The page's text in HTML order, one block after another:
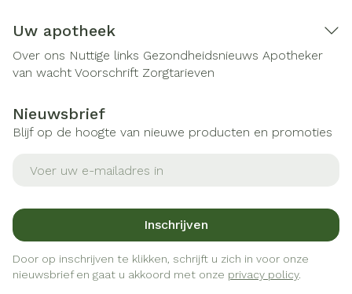
Uw apotheek
Over ons Nuttige links Gezondheidsnieuws Apotheker
van wacht Voorschrift Zorgtarieven
Nieuwsbrief
Blijf op de hoogte van nieuwe producten en promoties
Inschrijven
Door op inschrijven te klikken, schrijft u zich in voor onze
nieuwsbrief en gaat u akkoord met onze privacy policy.